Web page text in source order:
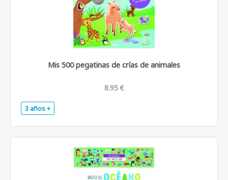
Mis 500 pegatinas de crías de animales
8.95 €
3 años +